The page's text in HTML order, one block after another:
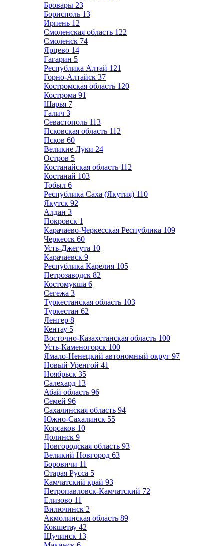
Бровары 23
Борисполь 13
Ирпень 12
Смоленская область 122
Смоленск 74
Ярцево 14
Гагарин 5
Республика Алтай 121
Горно-Алтайск 37
Костромская область 120
Кострома 91
Шарья 7
Галич 3
Севастополь 113
Псковская область 112
Псков 60
Великие Луки 24
Остров 5
Костанайская область 112
Костанай 103
Тобыл 6
Республика Саха (Якутия) 110
Якутск 92
Алдан 3
Покровск 1
Карачаево-Черкесская Республика 109
Черкесск 60
Усть-Джегута 10
Карачаевск 9
Республика Карелия 105
Петрозаводск 82
Костомукша 6
Сегежа 3
Туркестанская область 103
Туркестан 62
Ленгер 8
Кентау 5
Восточно-Казахстанская область 100
Усть-Каменогорск 100
Ямало-Ненецкий автономный округ 97
Новый Уренгой 41
Ноябрьск 35
Салехард 13
Абай область 96
Семей 96
Сахалинская область 94
Южно-Сахалинск 55
Корсаков 10
Долинск 9
Новгородская область 93
Великий Новгород 63
Боровичи 11
Старая Русса 5
Камчатский край 93
Петропавловск-Камчатский 72
Елизово 11
Вилючинск 2
Акмолинская область 89
Кокшетау 42
Щучинск 13